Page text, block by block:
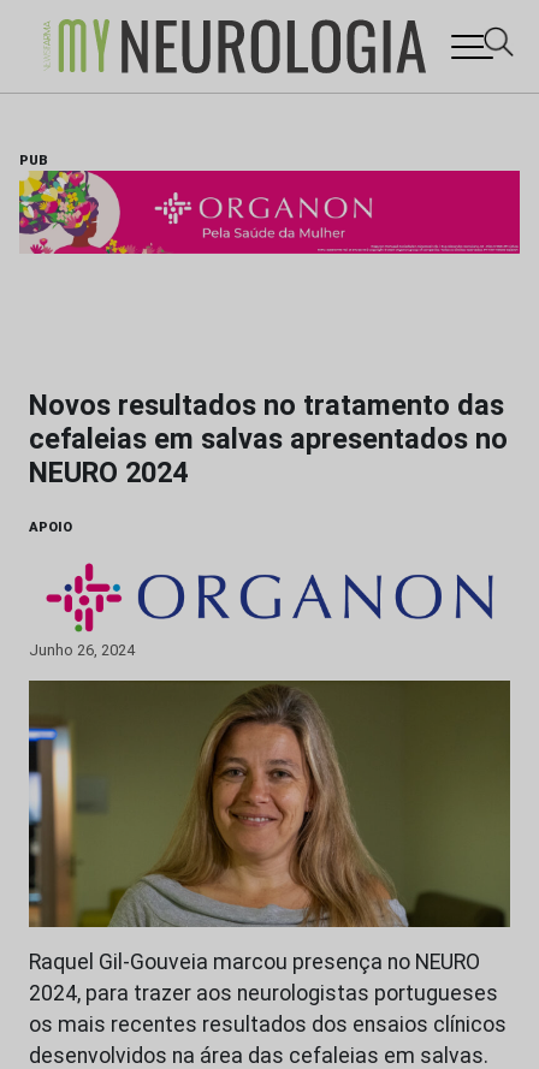
content
PUB
Novos resultados no tratamento das
cefaleias em salvas apresentados no
NEURO 2024
APOIO
Junho 26, 2024
Raquel Gil-Gouveia marcou presença no NEURO
2024, para trazer aos neurologistas portugueses
os mais recentes resultados dos ensaios clínicos
desenvolvidos na área das cefaleias em salvas.